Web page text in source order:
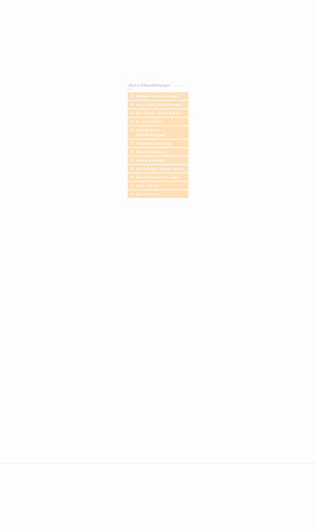
Handwerker-Service
Hausmeister-Service
Winterdienste | Gehwegreinigung